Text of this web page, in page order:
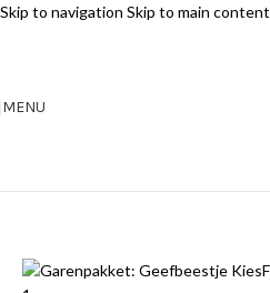
Skip to navigation Skip to main content
MENU